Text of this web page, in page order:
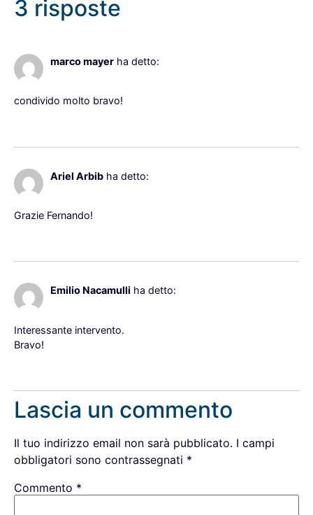
3 risposte
marco mayer ha detto:
condivido molto bravo!
Ariel Arbib ha detto:
Grazie Fernando!
Emilio Nacamulli ha detto:
Interessante intervento.
Bravo!
Lascia un commento
Il tuo indirizzo email non sarà pubblicato. I campi
obbligatori sono contrassegnati *
Commento *